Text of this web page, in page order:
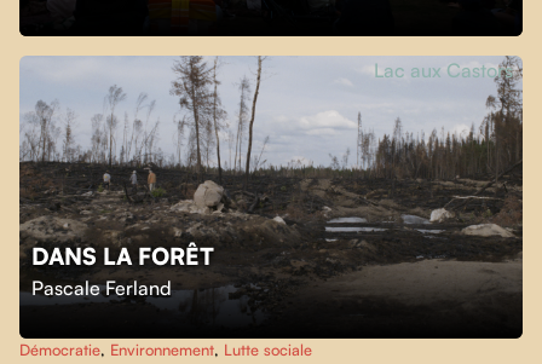
DANS LA FORÊT
Pascale Ferland
Lac aux Castors
Démocratie, Environnement, Lutte sociale